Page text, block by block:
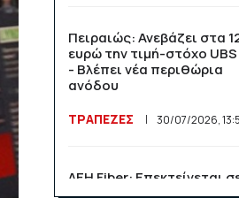
Πειραιώς: Ανεβάζει στα
ευρώ την τιμή-στόχο UBS
- Βλέπει νέα περιθώρια
ανόδου
ΤΡΑΠΕΖΕΣ 30/07/2026,
ΔΕΗ Fiber: Επεκτείνεται
15 νέες περιοχές σε